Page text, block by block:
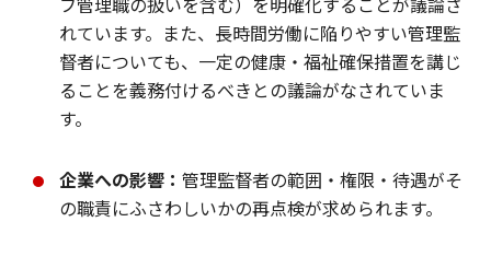
れています。また、長時間労働に陥りやすい管理監
督者についても、一定の健康・福祉確保措置を講じ
ることを義務付けるべきとの議論がなされていま
す。
企業への影響： 管理監督者の範囲・権限・待遇がそ
の職責にふさわしいかの再点検が求められます。